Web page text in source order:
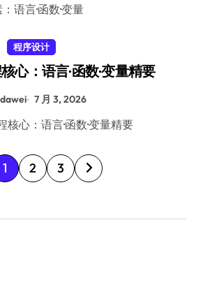
：语言·函数·变量
程序设计
心：语言·函数·变量精要
dawei 7 月 3, 2026
核心：语言·函数·变量精要
1 2 3